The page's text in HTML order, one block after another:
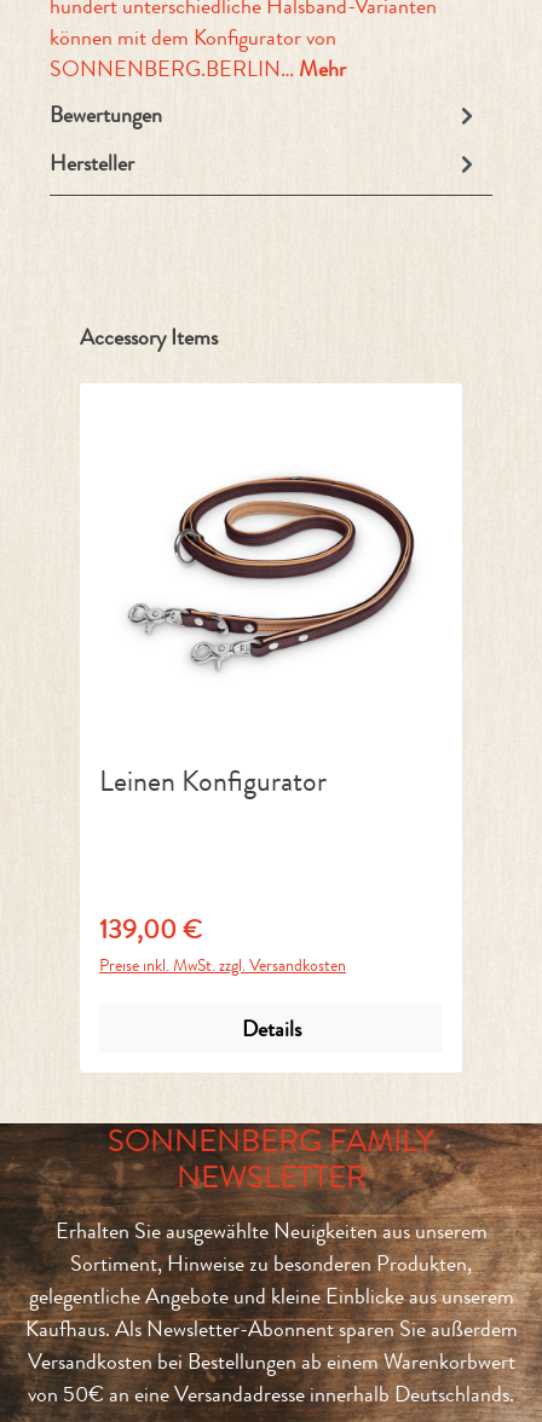
hundert unterschiedliche Halsband-Varianten
können mit dem Konfigurator von
SONNENBERG.BERLIN… Mehr
Bewertungen
Hersteller
Produktgalerie überspringen
Accessory Items
Leinen Konfigurator
Regulärer Preis:
139,00 €
Preise inkl. MwSt. zzgl. Versandkosten
Details
SONNENBERG FAMILY
NEWSLETTER
Erhalten Sie ausgewählte Neuigkeiten aus unserem
Sortiment, Hinweise zu besonderen Produkten,
gelegentliche Angebote und kleine Einblicke aus unserem
Kaufhaus. Als Newsletter-Abonnent sparen Sie außerdem
Versandkosten bei Bestellungen ab einem Warenkorbwert
von 50€ an eine Versandadresse innerhalb Deutschlands.